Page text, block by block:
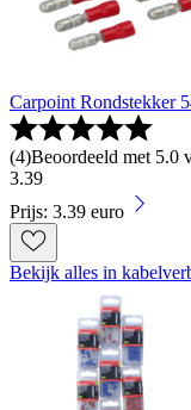
Carpoint Rondstekker
(4)Beoordeeld met 5.0
3.39
Prijs: 3.39 euro
Bekijk alles in